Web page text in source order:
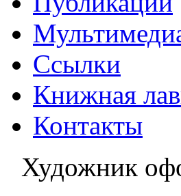
Ссылки
Книжная
Контакты
Художник